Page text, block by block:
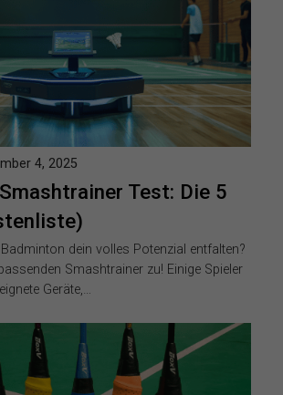
Test: Die 5
4, 2025
dein volles Potenzial entfalten?
Smashtrainer zu! Einige Spieler
Geräte,…